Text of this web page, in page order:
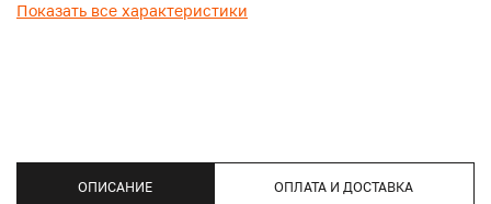
Показать все характеристики
ОПИСАНИЕ ОПЛАТА И ДОСТАВКА